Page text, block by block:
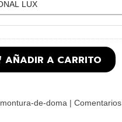
AÑADIR A CARRITO
montura-de-doma | Comentarios